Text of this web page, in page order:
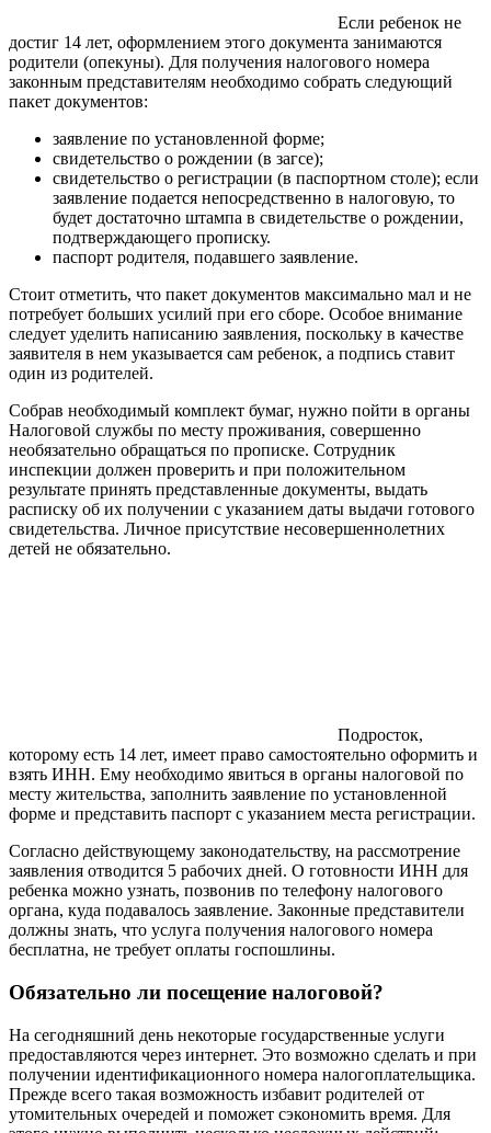
Если ребенок не
достиг 14 лет, оформлением этого документа занимаются
родители (опекуны). Для получения налогового номера
законным представителям необходимо собрать следующий
пакет документов:
заявление по установленной форме;
свидетельство о рождении (в загсе);
свидетельство о регистрации (в паспортном столе); если
заявление подается непосредственно в налоговую, то
будет достаточно штампа в свидетельстве о рождении,
подтверждающего прописку.
паспорт родителя, подавшего заявление.
Стоит отметить, что пакет документов максимально мал и не
потребует больших усилий при его сборе. Особое внимание
следует уделить написанию заявления, поскольку в качестве
заявителя в нем указывается сам ребенок, а подпись ставит
один из родителей.
Собрав необходимый комплект бумаг, нужно пойти в органы
Налоговой службы по месту проживания, совершенно
необязательно обращаться по прописке. Сотрудник
инспекции должен проверить и при положительном
результате принять представленные документы, выдать
расписку об их получении с указанием даты выдачи готового
свидетельства. Личное присутствие несовершеннолетних
детей не обязательно.
Подросток,
которому есть 14 лет, имеет право самостоятельно оформить и
взять ИНН. Ему необходимо явиться в органы налоговой по
месту жительства, заполнить заявление по установленной
форме и представить паспорт с указанием места регистрации.
Согласно действующему законодательству, на рассмотрение
заявления отводится 5 рабочих дней. О готовности ИНН для
ребенка можно узнать, позвонив по телефону налогового
органа, куда подавалось заявление. Законные представители
должны знать, что услуга получения налогового номера
бесплатна, не требует оплаты госпошлины.
Обязательно ли посещение налоговой?
На сегодняшний день некоторые государственные услуги
предоставляются через интернет. Это возможно сделать и при
получении идентификационного номера налогоплательщика.
Прежде всего такая возможность избавит родителей от
утомительных очередей и поможет сэкономить время. Для